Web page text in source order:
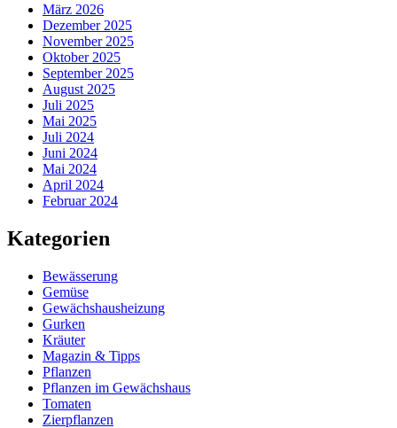
März 2026
Dezember 2025
November 2025
Oktober 2025
September 2025
August 2025
Juli 2025
Mai 2025
Juli 2024
Juni 2024
Mai 2024
April 2024
Februar 2024
Kategorien
Bewässerung
Gemüse
Gewächshausheizung
Gurken
Kräuter
Magazin & Tipps
Pflanzen
Pflanzen im Gewächshaus
Tomaten
Zierpflanzen